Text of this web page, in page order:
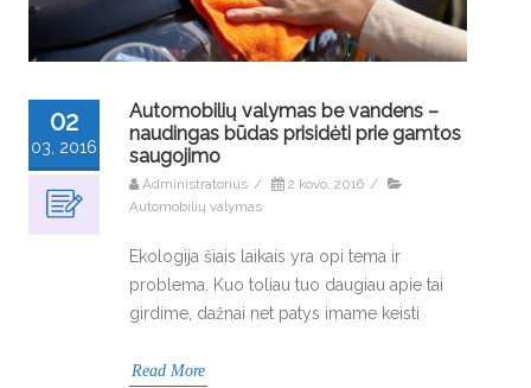
02
03, 2016
Automobilių valymas be vandens –
naudingas būdas prisidėti prie gamtos
saugojimo
Administratorius / 2 kovo, 2016 /
Automobilių valymas
Ekologija šiais laikais yra opi tema ir
problema. Kuo toliau tuo daugiau apie tai
girdime, dažnai net patys imame keisti
Read More